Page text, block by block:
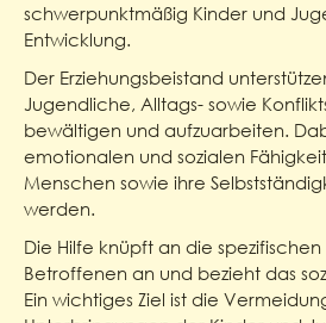
schwerpunktmäßig Kinder und
Entwicklung.
Der Erziehungsbeistand
Jugendliche, Alltags- sowie
bewältigen und aufzuarbeiten.
emotionalen und sozialen
Menschen sowie ihre
werden.
Die Hilfe knüpft an die
Betroffenen an und bezieht das
Ein wichtiges Ziel ist die